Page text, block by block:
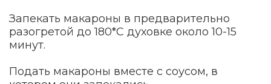
Запекать макароны в предварительно
разогретой до 180*С духовке около 10-15
минут.
Подать макароны вместе с соусом, в